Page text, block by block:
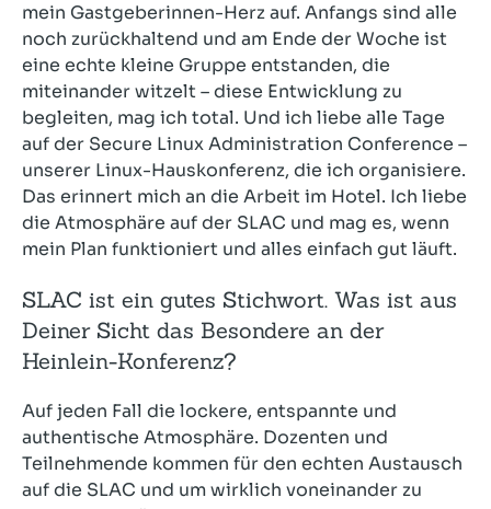
mein Gastgeberinnen-Herz auf. Anfangs sind alle
noch zurückhaltend und am Ende der Woche ist
eine echte kleine Gruppe entstanden, die
miteinander witzelt – diese Entwicklung zu
begleiten, mag ich total. Und ich liebe alle Tage
auf der Secure Linux Administration Conference –
unserer Linux-Hauskonferenz, die ich organisiere.
Das erinnert mich an die Arbeit im Hotel. Ich liebe
die Atmosphäre auf der SLAC und mag es, wenn
mein Plan funktioniert und alles einfach gut läuft.
SLAC ist ein gutes Stichwort. Was ist aus
Deiner Sicht das Besondere an der
Heinlein-Konferenz?
Auf jeden Fall die lockere, entspannte und
authentische Atmosphäre. Dozenten und
Teilnehmende kommen für den echten Austausch
auf die SLAC und um wirklich voneinander zu